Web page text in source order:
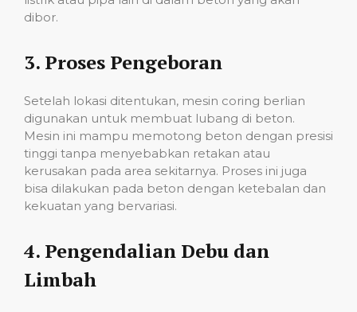
dibor.
3. Proses Pengeboran
Setelah lokasi ditentukan, mesin coring berlian
digunakan untuk membuat lubang di beton.
Mesin ini mampu memotong beton dengan presisi
tinggi tanpa menyebabkan retakan atau
kerusakan pada area sekitarnya. Proses ini juga
bisa dilakukan pada beton dengan ketebalan dan
kekuatan yang bervariasi.
4. Pengendalian Debu dan
Limbah